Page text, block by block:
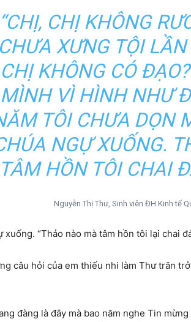
“CHỊ, CHỊ KHÔNG
CHƯA XƯNG TỘI
CHỊ KHÔNG CÓ
MÌNH VÌ HÌNH NHƯ
TÔI CHƯA DỌN
NGỰ XUỐNG.
TÂM HỒN TÔI CHAI
Nguyễn Thị Thư, Sinh viên ĐH Kinh tế
“Thảo nào mà tâm hồn tôi lại chai
câu hỏi của em thiếu nhi làm Thư trăn
đàng là đây mà bao năm nghe Tin